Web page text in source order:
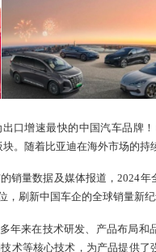
口增速最快的中国汽车品牌
。随着比亚迪在海外市场的持
销量数据及媒体报道，2024
刷新中国车企的全球销量新纪
年来在技术研发、产品布局
术等核心技术，为产品提供了